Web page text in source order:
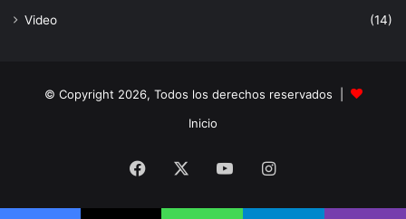
Video
(14)
© Copyright 2026, Todos los derechos reservados |
Inicio
Facebook YouTubeInstagram